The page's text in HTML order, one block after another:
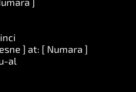
] at: [ Numara ]
al